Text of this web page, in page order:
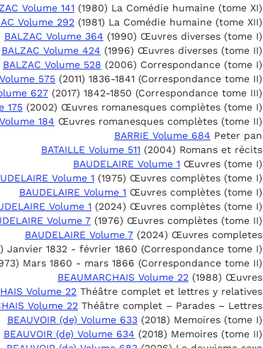
Volume 141 (1980) La Comédie humaine (tome XI)
Volume 292 (1981) La Comédie humaine (tome XII)
BALZAC Volume 364 (1990) Œuvres diverses (tome I)
BALZAC Volume 424 (1996) Œuvres diverses (tome II)
BALZAC Volume 528 (2006) Correspondance (tome I)
575 (2011) 1836-1841 (Correspondance tome II)
627 (2017) 1842-1850 (Correspondance tome III)
175 (2002) Œuvres romanesques complètes (tome I)
184 Œuvres romanesques complètes (tome II)
BARRIE Volume 684 Peter pan
BATAILLE Volume 511 (2004) Romans et récits
BAUDELAIRE Volume 1 Œuvres (tome I)
Volume 1 (1975) Œuvres complètes (tome I)
BAUDELAIRE Volume 1 Œuvres complètes (tome I)
Volume 1 (2024) Œuvres complètes (tome I)
Volume 7 (1976) Œuvres complètes (tome II)
BAUDELAIRE Volume 7 (2024) Œuvres completes
Janvier 1832 - février 1860 (Correspondance tome I)
Mars 1860 - mars 1866 (Correspondance tome II)
BEAUMARCHAIS Volume 22 (1988) Œuvres
Volume 22 Théâtre complet et lettres y relatives
Volume 22 Théâtre complet – Parades – Lettres
BEAUVOIR (de) Volume 633 (2018) Memoires (tome I)
BEAUVOIR (de) Volume 634 (2018) Memoires (tome II)